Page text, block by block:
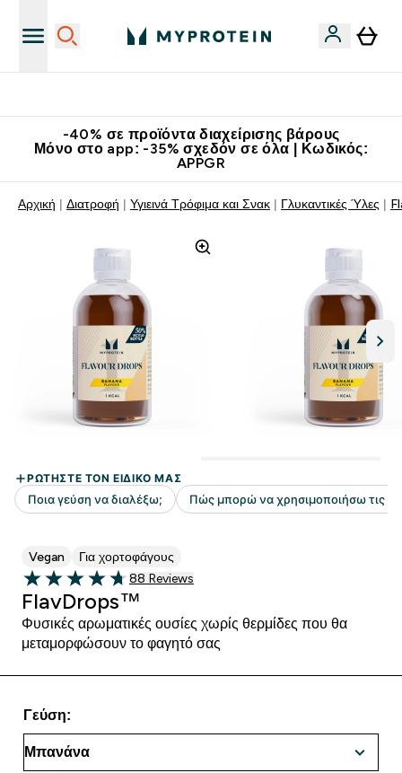
-40% σε προϊόντα διαχείρισης βάρους
Μόνο στο app: -35% σχεδόν σε όλα | Κωδικός:
APPGR
Αρχική Διατροφή Υγιεινά Τρόφιμα και Σνακ Γλυκαντικές Ύλες
Vegan Για χορτοφάγους
4.69 out of 5 stars
88 customer reviews
88 Reviews
FlavDrops™
Φυσικές αρωματικές ουσίες χωρίς θερμίδες που θα
μεταμορφώσουν το φαγητό σας
Γεύση: